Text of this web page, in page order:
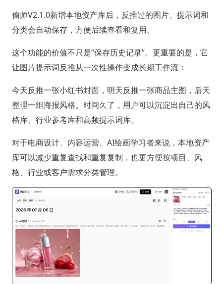
偷师V2.1.0新增本地资产库后，反推过的图片、提示词和
分类会自动保存，方便后续查看和复用。
这个功能的价值不只是“保存历史记录”。更重要的是，它
让图片提示词反推从一次性操作变成长期工作流：
今天反推一张小红书封面，明天反推一张商品主图，后天
整理一组海报风格。时间久了，用户可以沉淀出自己的风
格库、行业参考库和高频提示词库。
对于电商设计、内容运营、AI绘画学习者来说，本地资产
库可以减少重复查找和重复复制，也更方便按项目、风
格、行业或客户需求分类管理。